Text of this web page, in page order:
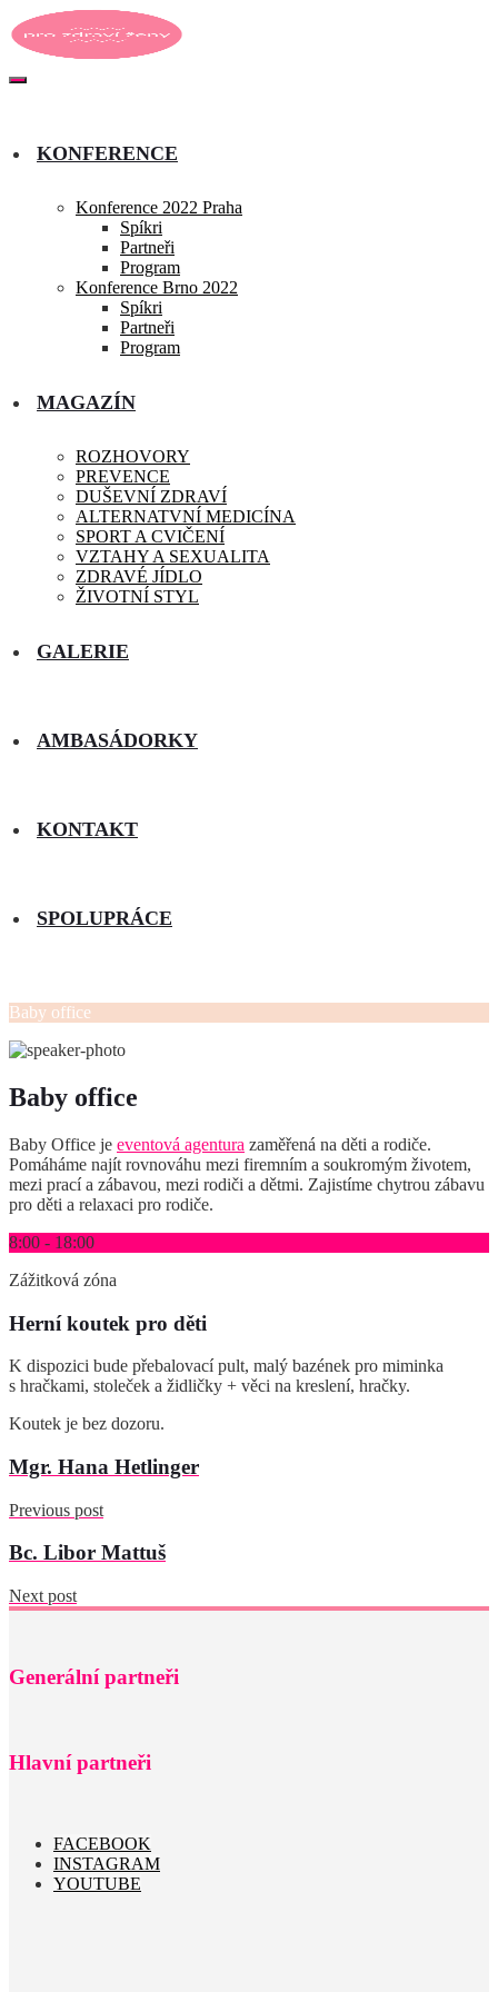
KONFERENCE
Konference 2022 Praha
Spíkri
Partneři
Program
Konference Brno 2022
Spíkri
Partneři
Program
MAGAZÍN
ROZHOVORY
PREVENCE
DUŠEVNÍ ZDRAVÍ
ALTERNATVNÍ MEDICÍNA
SPORT A CVIČENÍ
VZTAHY A SEXUALITA
ZDRAVÉ JÍDLO
ŽIVOTNÍ STYL
GALERIE
AMBASÁDORKY
KONTAKT
SPOLUPRÁCE
Baby office
Baby office
Baby Office je eventová agentura zaměřená na děti a rodiče.
Pomáháme najít rovnováhu mezi firemním a soukromým životem,
mezi prací a zábavou, mezi rodiči a dětmi. Zajistíme chytrou zábavu
pro děti a relaxaci pro rodiče.
8:00 - 18:00
Zážitková zóna
Herní koutek pro děti
K dispozici bude přebalovací pult, malý bazének pro miminka
s hračkami, stoleček a židličky + věci na kreslení, hračky.
Koutek je bez dozoru.
Mgr. Hana Hetlinger
Previous post
Bc. Libor Mattuš
Next post
Generální partneři
Hlavní partneři
FACEBOOK
INSTAGRAM
YOUTUBE